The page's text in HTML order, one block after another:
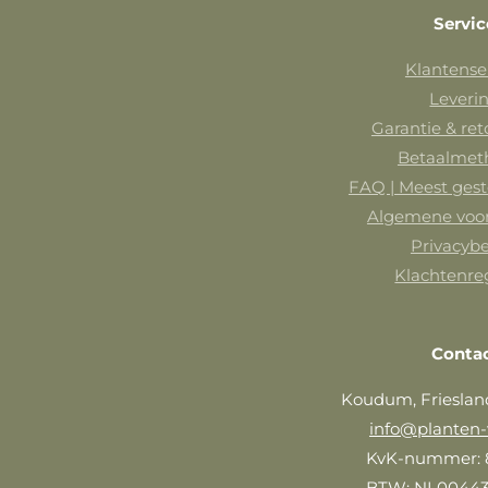
Garantie &
FAQ | Meest
Algemene
Koudum,
KvK-nummer: